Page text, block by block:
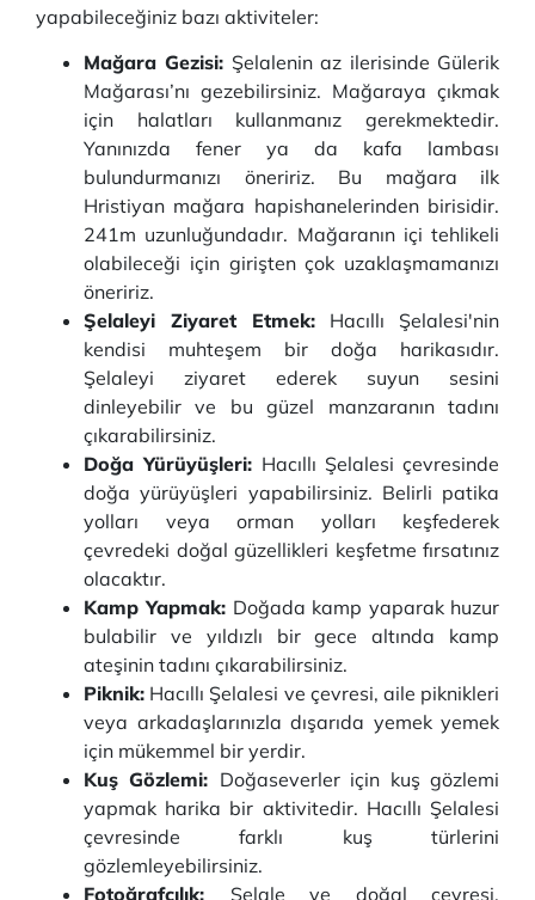
yapabileceğiniz bazı aktiviteler:
Mağara Gezisi: Şelalenin az ilerisinde Gülerik
Mağarası’nı gezebilirsiniz. Mağaraya çıkmak
için halatları kullanmanız gerekmektedir.
Yanınızda fener ya da kafa lambası
bulundurmanızı öneririz. Bu mağara ilk
Hristiyan mağara hapishanelerinden birisidir.
241m uzunluğundadır. Mağaranın içi tehlikeli
olabileceği için girişten çok uzaklaşmamanızı
öneririz.
Şelaleyi Ziyaret Etmek: Hacıllı Şelalesi'nin
kendisi muhteşem bir doğa harikasıdır.
Şelaleyi ziyaret ederek suyun sesini
dinleyebilir ve bu güzel manzaranın tadını
çıkarabilirsiniz.
Doğa Yürüyüşleri: Hacıllı Şelalesi çevresinde
doğa yürüyüşleri yapabilirsiniz. Belirli patika
yolları veya orman yolları keşfederek
çevredeki doğal güzellikleri keşfetme fırsatınız
olacaktır.
Kamp Yapmak: Doğada kamp yaparak huzur
bulabilir ve yıldızlı bir gece altında kamp
ateşinin tadını çıkarabilirsiniz.
Piknik: Hacıllı Şelalesi ve çevresi, aile piknikleri
veya arkadaşlarınızla dışarıda yemek yemek
için mükemmel bir yerdir.
Kuş Gözlemi: Doğaseverler için kuş gözlemi
yapmak harika bir aktivitedir. Hacıllı Şelalesi
çevresinde farklı kuş türlerini
gözlemleyebilirsiniz.
Fotoğrafçılık: Şelale ve doğal çevresi,